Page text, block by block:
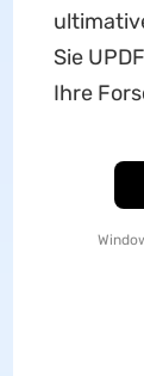
Sie
Ihre